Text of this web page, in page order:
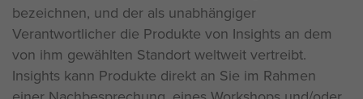
bezeichnen, und der als unabhängiger
Verantwortlicher die Produkte von Insights an dem
von ihm gewählten Standort weltweit vertreibt.
Insights kann Produkte direkt an Sie im Rahmen